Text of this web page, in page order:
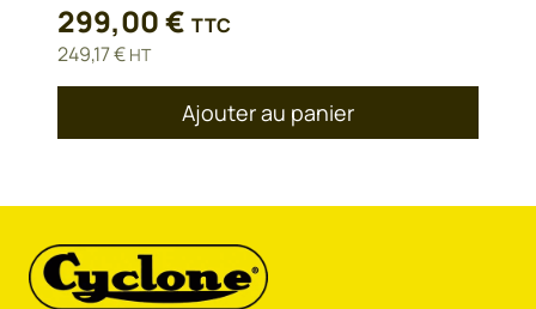
299,00€ TTC
249,17€ HT
Ajouter au panier